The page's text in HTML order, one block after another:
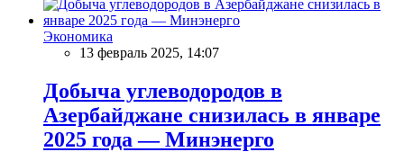
Экономика
13 февраль 2025, 14:07
Добыча углеводородов в
Азербайджане снизилась в январе
2025 года — Минэнерго